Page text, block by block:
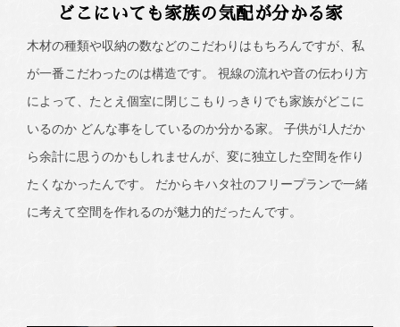
どこにいても家族の気配が分かる家
木材の種類や収納の数などのこだわりはもちろんですが、私
が一番こだわったのは構造です。 視線の流れや音の伝わり方
によって、たとえ個室に閉じこもりっきりでも家族がどこに
いるのか どんな事をしているのか分かる家。 子供が1人だか
ら余計に思うのかもしれませんが、変に独立した空間を作り
たくなかったんです。 だからキハタ社のフリープランで一緒
に考えて空間を作れるのが魅力的だったんです。